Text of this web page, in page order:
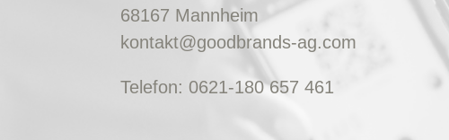
68167 Mannheim
kontakt@goodbrands-ag.com
Telefon: 0621-180 657 461